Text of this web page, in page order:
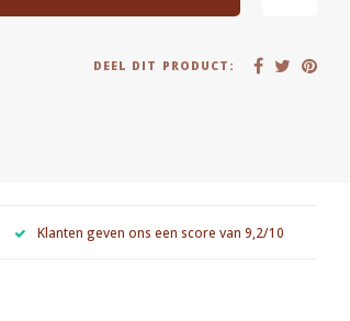
DEEL DIT PRODUCT:
Klanten geven ons een score van 9,2/10